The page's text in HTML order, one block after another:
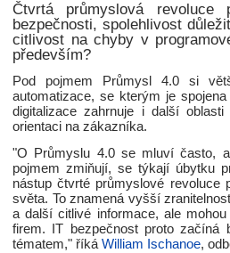
Čtvrtá průmyslová
bezpečnosti, spolehlivost
citlivost na chyby v
především?
Pod pojmem Průmysl 4.0 si
automatizace, se kterým je
digitalizace zahrnuje i další
orientaci na zákazníka.
"O Průmyslu 4.0 se mluví často,
pojmem zmiňují, se týkají úbytku
nástup čtvrté průmyslové revoluce
světa. To znamená vyšší
a další citlivé informace, ale
firem. IT bezpečnost proto začíná
tématem," říká William Ischanoe,